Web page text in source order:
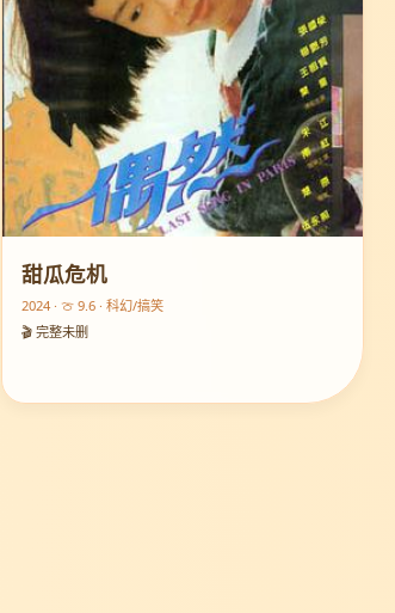
甜瓜危机
2024 · 🍈 9.6 · 科幻/搞笑
🎬 完整未删